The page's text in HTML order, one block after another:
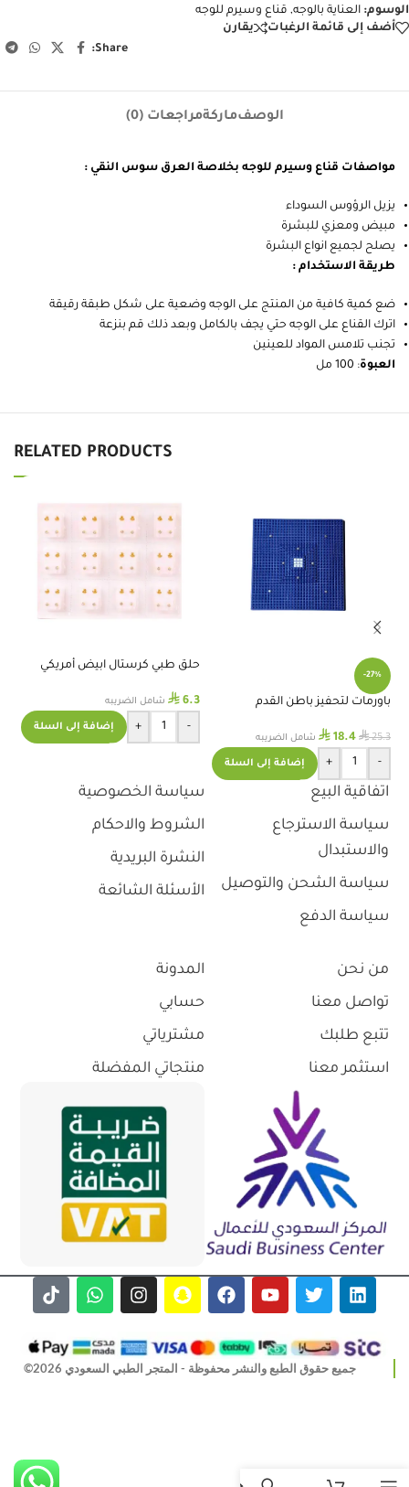
الوسوم: العناية بالوجه, قناع وسيرم للوجه
أضف إلى قائمة الرغبات
يقارن
Share:
الوصفماركةمراجعات (0)
مواصفات قناع وسيرم للوجه بخلاصة العرق سوس النقي :
يزيل الرؤوس السوداء
مبيض ومعزي للبشرة
يصلح لجميع انواع البشرة
طريقة الاستخدام :
ضع كمية كافية من المنتج على الوجه وضعية على شكل طبقة رقيقة
اترك القناع على الوجه حتي يجف بالكامل وبعد ذلك قم بنزعة
تجنب تلامس المواد للعينين
العبوة: 100 مل
RELATED PRODUCTS
-27%
باورمات لتحفيز باطن القدم
⃁25.3
⃁ 18.4 شامل الضريبه
-
+ إضافة إلى السلة
حلق طبي كرستال ابيض أمريكي
⃁ 6.3 شامل الضريبه
-
+ إضافة إلى السلة
اتفاقية البيع
سياسة الاسترجاع
والاستبدال
سياسة الشحن والتوصيل
سياسة الدفع
سياسة الخصوصية
الشروط والاحكام
النشرة البريدية
الأسئلة الشائعة
من نحن
تواصل معنا
تتبع طلبك
استثمر معنا
المدونة
حسابي
مشترياتي
منتجاتي المفضلة
جميع حقوق الطبع والنشر محفوظة - المتجر الطبي السعودي 2026©